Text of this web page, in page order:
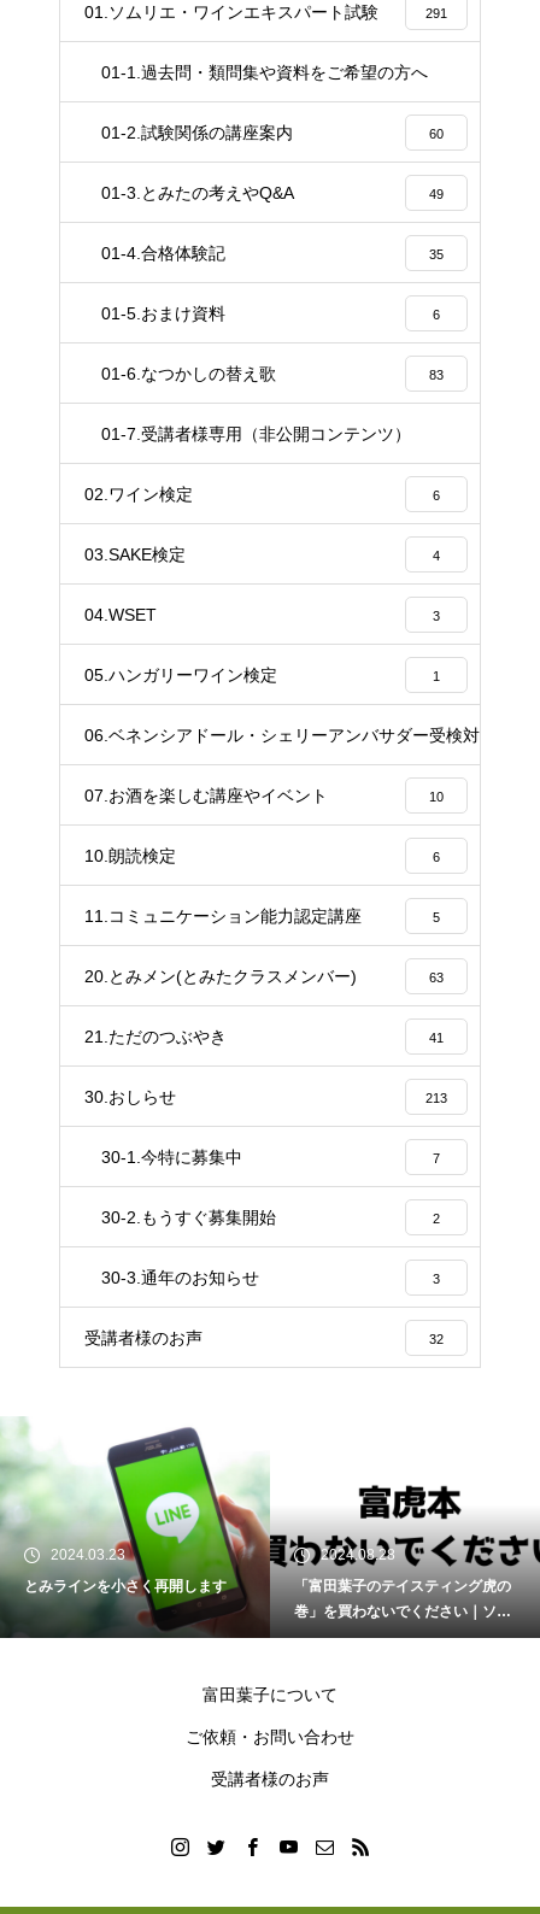
01.ソムリエ・ワインエキスパート試験 291
01-1.過去問・類問集や資料をご希望の方へ
01-2.試験関係の講座案内 60
01-3.とみたの考えやQ&A 49
01-4.合格体験記 35
01-5.おまけ資料 6
01-6.なつかしの替え歌 83
01-7.受講者様専用（非公開コンテンツ）
02.ワイン検定 6
03.SAKE検定 4
04.WSET 3
05.ハンガリーワイン検定 1
06.ベネンシアドール・シェリーアンバサダー受検対策講座
07.お酒を楽しむ講座やイベント 10
10.朗読検定 6
11.コミュニケーション能力認定講座 5
20.とみメン(とみたクラスメンバー) 63
21.ただのつぶやき 41
30.おしらせ 213
30-1.今特に募集中 7
30-2.もうすぐ募集開始 2
30-3.通年のお知らせ 3
受講者様のお声 32
2024.08.28
「富田葉子のテイスティング虎の
巻」を買わないでください｜ソム
リエ・ワインエキスパート試験
2017.12.27
【常に募集】メーリングリスト
「富組」
富田葉子について
ご依頼・お問い合わせ
受講者様のお声